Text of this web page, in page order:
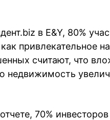
в E&Y, 80%
привлекательное
считают, что
недвижимость
70%